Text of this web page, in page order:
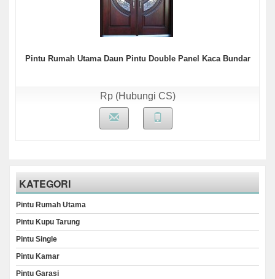
Pintu Rumah Utama Daun Pintu Double Panel Kaca Bundar
Rp (Hubungi CS)
KATEGORI
Pintu Rumah Utama
Pintu Kupu Tarung
Pintu Single
Pintu Kamar
Pintu Garasi